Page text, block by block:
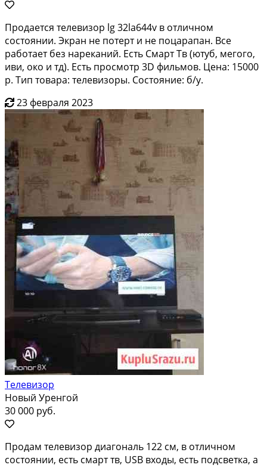
Продается телевизор lg 32la644v в отличном
состоянии. Экран не потерт и не поцарапан. Все
работает без нареканий. Есть Смарт Тв (ютуб, мегого,
иви, око и тд). Есть просмотр 3D фильмов. Цена: 15000
р. Тип товара: телевизоры. Состояние: б/у.
23 февраля 2023
Телевизор
Новый Уренгой
30 000 руб.
Продам телевизор диагональ 122 см, в отличном
состоянии, есть смарт тв, USB входы, есть подсветка, а